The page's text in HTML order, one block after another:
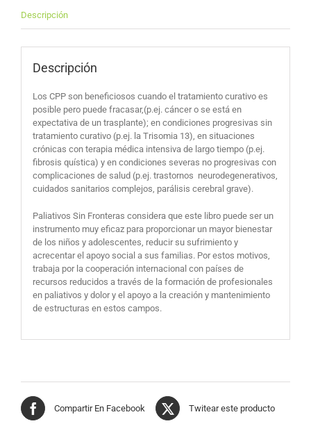
Descripción
Descripción
Los CPP son beneficiosos cuando el tratamiento curativo es
posible pero puede fracasar,(p.ej. cáncer o se está en
expectativa de un trasplante); en condiciones progresivas sin
tratamiento curativo (p.ej. la Trisomia 13), en situaciones
crónicas con terapia médica intensiva de largo tiempo (p.ej.
fibrosis quística) y en condiciones severas no progresivas con
complicaciones de salud (p.ej. trastornos neurodegenerativos,
cuidados sanitarios complejos, parálisis cerebral grave).
Paliativos Sin Fronteras considera que este libro puede ser un
instrumento muy eficaz para proporcionar un mayor bienestar
de los niños y adolescentes, reducir su sufrimiento y
acrecentar el apoyo social a sus familias. Por estos motivos,
trabaja por la cooperación internacional con países de
recursos reducidos a través de la formación de profesionales
en paliativos y dolor y el apoyo a la creación y mantenimiento
de estructuras en estos campos.
Compartir En Facebook Twitear este producto